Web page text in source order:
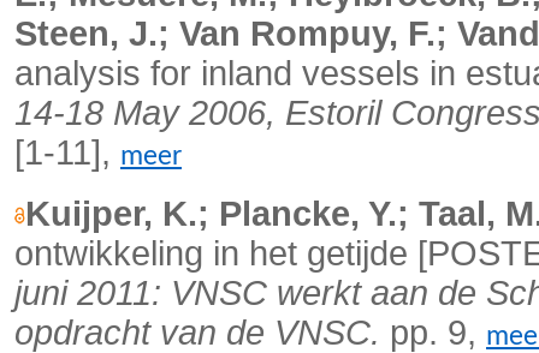
Steen, J.; Van Rompuy, F.;
analysis for inland vessels in
14-18 May 2006, Estoril
[1-11], meer
Kuijper, K.; Plancke, Y.; Taal,
ontwikkeling in het getijde
juni 2011: VNSC werkt aan de
opdracht van de VNSC. pp. 9,